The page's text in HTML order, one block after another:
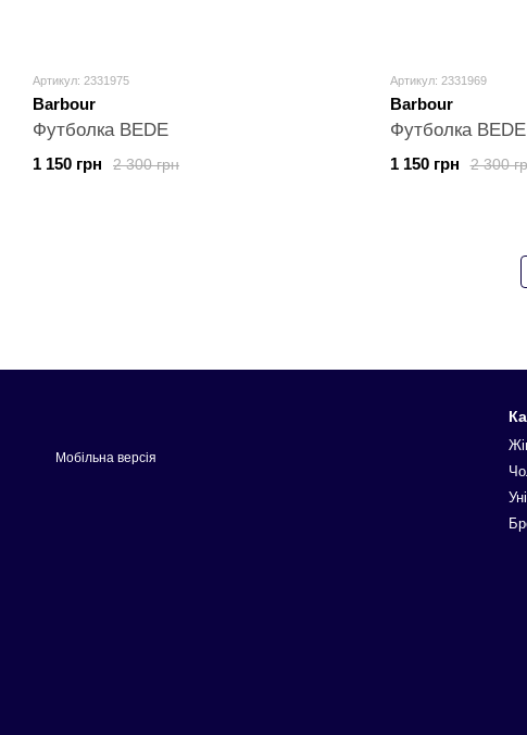
Артикул: 2331975
Barbour
Футболка BEDE
2 300 грн
1 150 грн
Артикул: 2331969
Barbour
Футболка BEDE
2 300
1 150 грн
Мобільна версія